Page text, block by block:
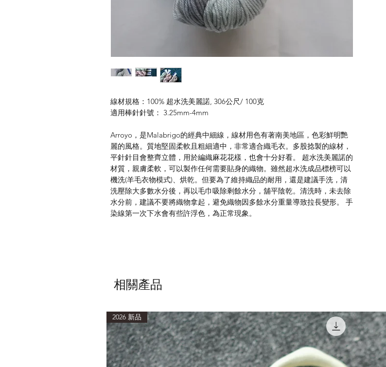
線材規格：100% 超水洗美麗諾, 306公尺/ 100克
適用棒針針號： 3.25mm-4mm
Arroyo，是Malabrigo的經典中細線，線材用色有著南美地區，色彩鮮明艷
麗的風格。質地堅固柔軟且粗細適中，非常適合織毛衣。多股捻製的線材，
平針針目會整齊立體，用於編織麻花花樣，也會十分好看。 超水洗美麗諾的
材質，親膚柔軟，可以製作任何需要貼身的織物。雖然超水洗成品標榜可以
機洗(羊毛衣物模式)、烘乾。但要為了維持織品的耐用，還是建議手洗，清
洗壓除大多數水分後，再以毛巾吸除剩餘水分，舖平陰乾。清洗時，未去除
水分前，建議不要將織物拿起，避免織物因多餘水分重量導致拉長變形。 手
染線第一次下水會有些許浮色，為正常現象。
相關產品
2026 新品